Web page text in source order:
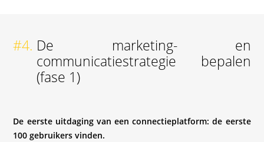
#4. De marketing- en
communicatiestrategie bepalen
(fase 1)
De eerste uitdaging van een connectieplatform: de eerste
100 gebruikers vinden.